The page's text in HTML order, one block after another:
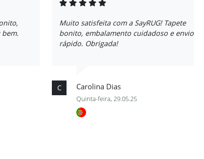
Muito satisfeita com a SayRUG! Tapete
bonito, embalamento cuidadoso e envio
rápido. Obrigada!
C Carolina Dias
Quinta-feira, 29.05.25